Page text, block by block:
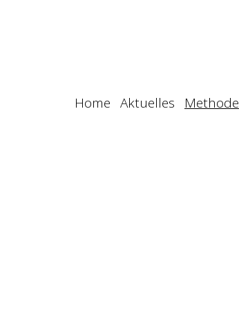
Home Aktuelles Methode